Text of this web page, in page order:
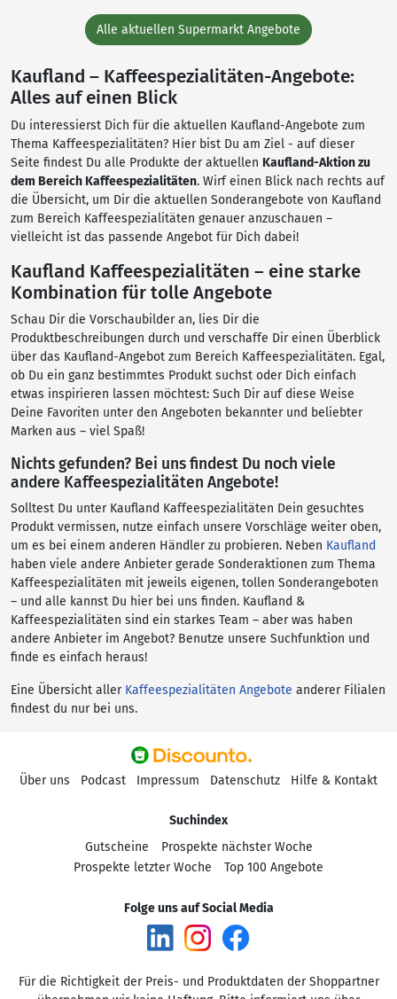
Alle aktuellen Supermarkt Angebote
Kaufland – Kaffeespezialitäten-Angebote:
Alles auf einen Blick
Du interessierst Dich für die aktuellen Kaufland-Angebote zum
Thema Kaffeespezialitäten? Hier bist Du am Ziel - auf dieser
Seite findest Du alle Produkte der aktuellen Kaufland-Aktion zu
dem Bereich Kaffeespezialitäten. Wirf einen Blick nach rechts auf
die Übersicht, um Dir die aktuellen Sonderangebote von Kaufland
zum Bereich Kaffeespezialitäten genauer anzuschauen –
vielleicht ist das passende Angebot für Dich dabei!
Kaufland Kaffeespezialitäten – eine starke
Kombination für tolle Angebote
Schau Dir die Vorschaubilder an, lies Dir die
Produktbeschreibungen durch und verschaffe Dir einen Überblick
über das Kaufland-Angebot zum Bereich Kaffeespezialitäten. Egal,
ob Du ein ganz bestimmtes Produkt suchst oder Dich einfach
etwas inspirieren lassen möchtest: Such Dir auf diese Weise
Deine Favoriten unter den Angeboten bekannter und beliebter
Marken aus – viel Spaß!
Nichts gefunden? Bei uns findest Du noch viele
andere Kaffeespezialitäten Angebote!
Solltest Du unter Kaufland Kaffeespezialitäten Dein gesuchtes
Produkt vermissen, nutze einfach unsere Vorschläge weiter oben,
um es bei einem anderen Händler zu probieren. Neben Kaufland
haben viele andere Anbieter gerade Sonderaktionen zum Thema
Kaffeespezialitäten mit jeweils eigenen, tollen Sonderangeboten
– und alle kannst Du hier bei uns finden. Kaufland &
Kaffeespezialitäten sind ein starkes Team – aber was haben
andere Anbieter im Angebot? Benutze unsere Suchfunktion und
finde es einfach heraus!
Eine Übersicht aller Kaffeespezialitäten Angebote anderer Filialen
findest du nur bei uns.
Über uns Podcast Impressum Datenschutz Hilfe & Kontakt
Suchindex
Gutscheine
Prospekte nächster Woche
Prospekte letzter Woche
Top 100 Angebote
Folge uns auf Social Media
Für die Richtigkeit der Preis- und Produktdaten der Shoppartner